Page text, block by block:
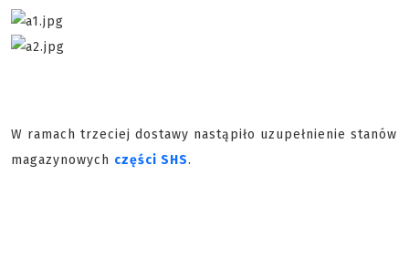
W ramach trzeciej dostawy nastąpiło uzupełnienie stanów
magazynowych części SHS.